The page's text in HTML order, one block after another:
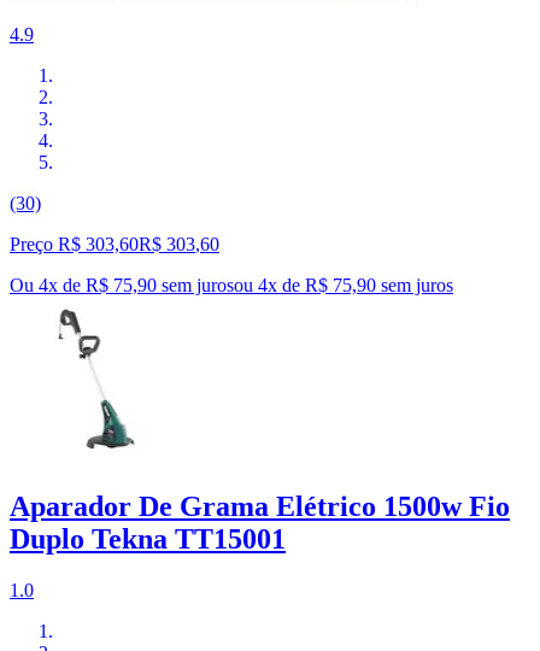
4.9
(30)
Preço R$ 303,60R$ 303,60
Ou 4x de R$ 75,90 sem jurosou 4x de R$ 75,90 sem juros
Aparador De Grama Elétrico 1500w Fio
Duplo Tekna TT15001
1.0